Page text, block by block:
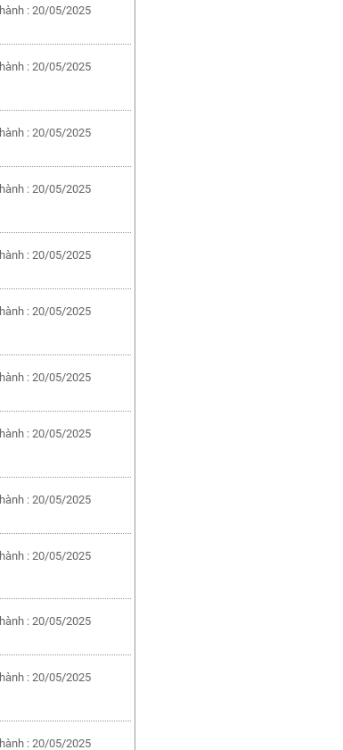
: 20/05/2025
: 20/05/2025
: 20/05/2025
: 20/05/2025
: 20/05/2025
: 20/05/2025
: 20/05/2025
: 20/05/2025
: 20/05/2025
: 20/05/2025
: 20/05/2025
: 20/05/2025
: 20/05/2025